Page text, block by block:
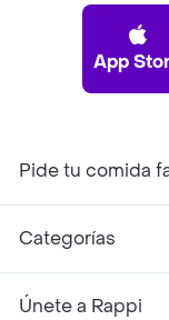
App
Pide tu comida
Categorías
Únete a Rappi